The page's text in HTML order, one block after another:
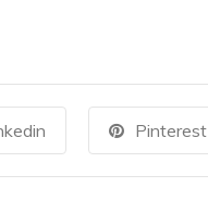
Pinterest